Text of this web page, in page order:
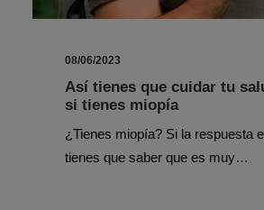
08/06/2023
Así tienes que cuidar tu
si tienes miopía
¿Tienes miopía? Si la respuesta
tienes que saber que es muy…